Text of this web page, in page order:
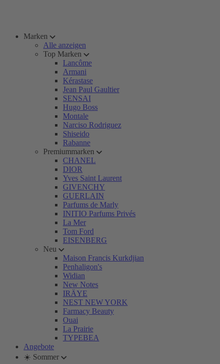
Marken
Alle anzeigen
Top Marken
Lancôme
Armani
Kérastase
Jean Paul Gaultier
SENSAI
Hugo Boss
Montale
Narciso Rodriguez
Shiseido
Rabanne
Premiummarken
CHANEL
DIOR
Yves Saint Laurent
GIVENCHY
GUERLAIN
Parfums de Marly
INITIO Parfums Privés
La Mer
Tom Ford
EISENBERG
Neu
Maison Francis Kurkdjian
Penhaligon's
Widian
New Notes
IRÄYE
NEST NEW YORK
Farmacy Beauty
Ouai
La Prairie
TYPEBEA
Angebote
☀️ Sommer